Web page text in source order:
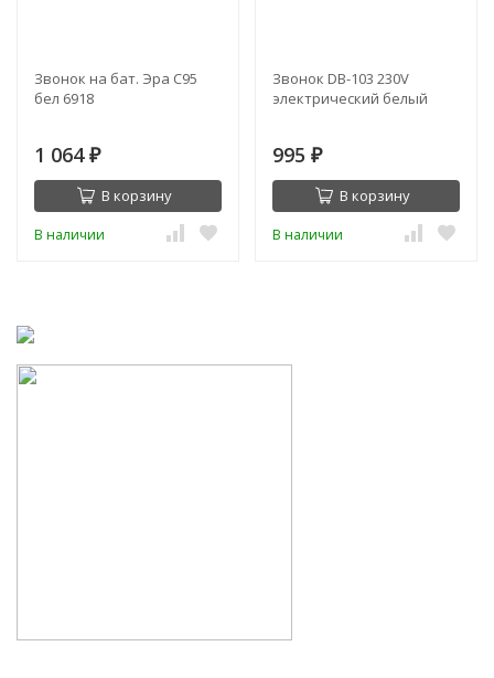
Звонок на бат. Эра С95
бел 6918
1 064 ₽
В корзину
В наличии
Звонок DB-103 230V
электрический белый
995 ₽
В корзину
В наличии